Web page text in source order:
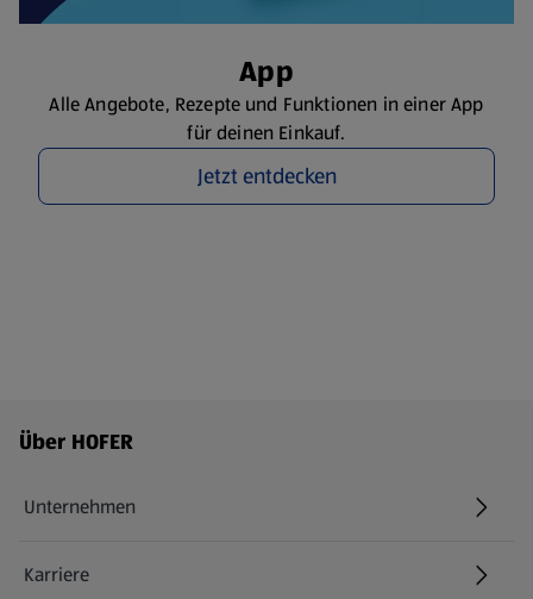
App
Alle Angebote, Rezepte und Funktionen in einer App
für deinen Einkauf.
Jetzt entdecken
Fußzeilenmenü - weitere Links
Über HOFER
Unternehmen
Karriere
(öffnet in einem neuen Tab)